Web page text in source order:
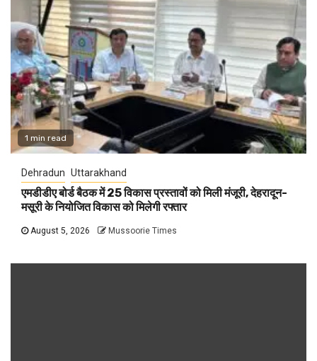
1 min read
Dehradun Uttarakhand
एमडीडीए बोर्ड बैठक में 25 विकास प्रस्तावों को मिली मंजूरी, देहरादून-
मसूरी के नियोजित विकास को मिलेगी रफ्तार
August 5, 2026 Mussoorie Times